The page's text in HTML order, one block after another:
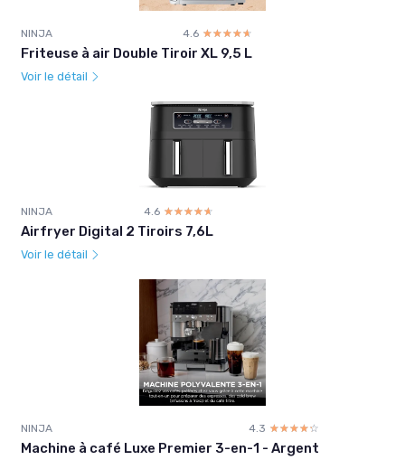
NINJA 4.6 ☆☆☆☆☆
★★★★★
Friteuse à air Double Tiroir XL 9,5 L
Voir le détail
NINJA 4.6 ☆☆☆☆☆
★★★★★
Airfryer Digital 2 Tiroirs 7,6L
Voir le détail
NINJA 4.3 ☆☆☆☆☆
★★★★★
Machine à café Luxe Premier 3-en-1 - Argent